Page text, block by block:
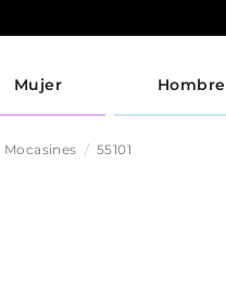
Mujer Hombre
Mocasines 55101